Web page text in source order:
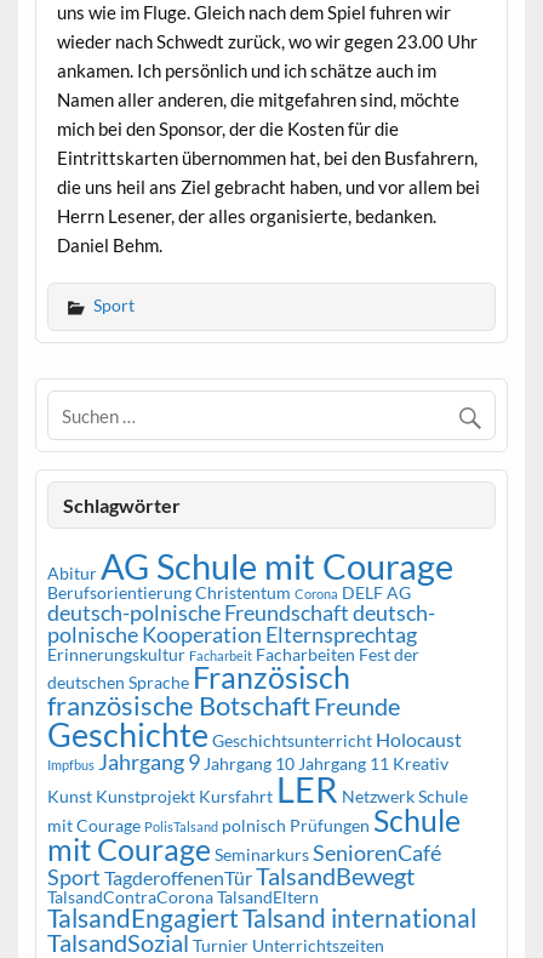
uns wie im Fluge. Gleich nach dem Spiel fuhren wir
wieder nach Schwedt zurück, wo wir gegen 23.00 Uhr
ankamen. Ich persönlich und ich schätze auch im
Namen aller anderen, die mitgefahren sind, möchte
mich bei den Sponsor, der die Kosten für die
Eintrittskarten übernommen hat, bei den Busfahrern,
die uns heil ans Ziel gebracht haben, und vor allem bei
Herrn Lesener, der alles organisierte, bedanken.
Daniel Behm.
Sport
Schlagwörter
Abitur AG Schule mit Courage
BerufsorientierungChristentum Corona DELF AG
deutsch-polnische Freundschaftdeutsch-
polnische Kooperation Elternsprechtag
Erinnerungskultur Facharbeit Facharbeiten Fest der
deutschen Sprache Französisch
französische BotschaftFreunde
Geschichte Geschichtsunterricht Holocaust
Impfbus Jahrgang 9 Jahrgang 10 Jahrgang 11 Kreativ
Kunst Kunstprojekt Kursfahrt LER Netzwerk Schule
mit Courage PolisTalsand polnisch Prüfungen Schule
mit Courage SeminarkursSeniorenCafé
Sport TagderoffenenTürTalsandBewegt
TalsandContraCoronaTalsandEltern
TalsandEngagiertTalsand international
TalsandSozial Turnier Unterrichtszeiten